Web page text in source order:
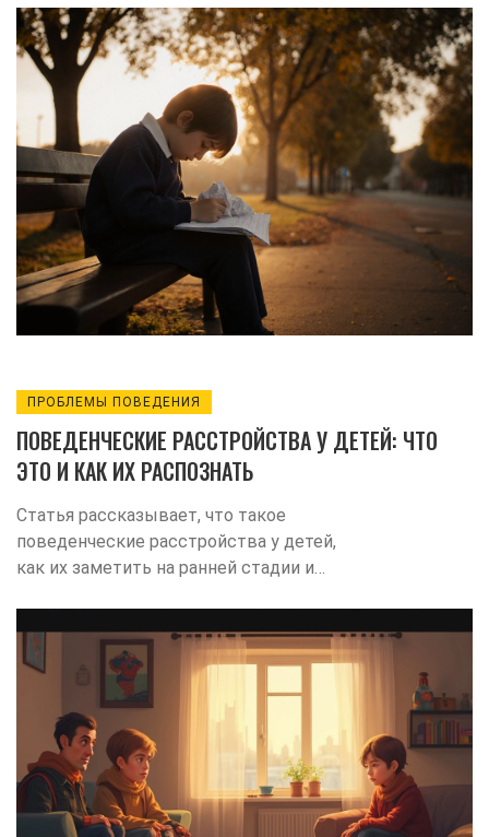
распознать, что делать и когда идти к
специалисту.
ПРОБЛЕМЫ ПОВЕДЕНИЯ
ПОВЕДЕНЧЕСКИЕ РАССТРОЙСТВА У ДЕТЕЙ: ЧТО
ЭТО И КАК ИХ РАСПОЗНАТЬ
Статья рассказывает, что такое
поведенческие расстройства у детей,
как их заметить на ранней стадии и
реальные советы для родителей,
описаны самые частые симптомы и
причины. Обсуждаются варианты
помощи ребенку и работа с семьей.
Читатель узнает, когда нужно
обращаться к специалисту и как лучше
поддержать своего ребенка.